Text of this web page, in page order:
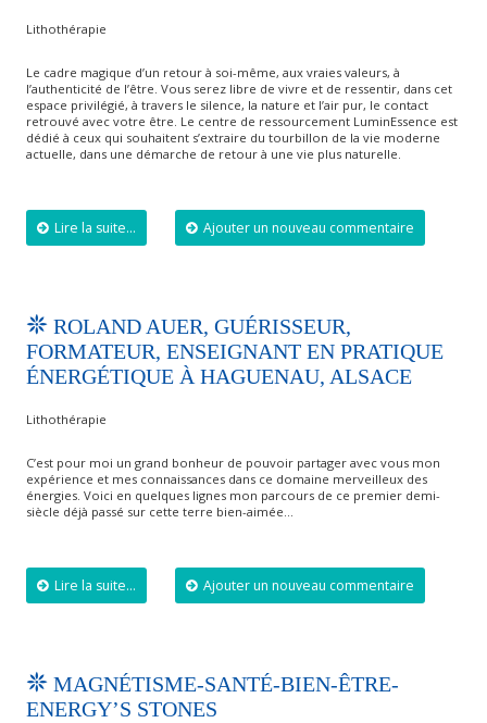
Lithothérapie
Le cadre magique d’un retour à soi-même, aux vraies valeurs, à
l’authenticité de l’être. Vous serez libre de vivre et de ressentir, dans cet
espace privilégié, à travers le silence, la nature et l’air pur, le contact
retrouvé avec votre être. Le centre de ressourcement LuminEssence est
dédié à ceux qui souhaitent s’extraire du tourbillon de la vie moderne
actuelle, dans une démarche de retour à une vie plus naturelle.
Lire la suite... Ajouter un nouveau commentaire
ROLAND AUER, GUÉRISSEUR,
FORMATEUR, ENSEIGNANT EN PRATIQUE
ÉNERGÉTIQUE À HAGUENAU, ALSACE
Lithothérapie
C’est pour moi un grand bonheur de pouvoir partager avec vous mon
expérience et mes connaissances dans ce domaine merveilleux des
énergies. Voici en quelques lignes mon parcours de ce premier demi-
siècle déjà passé sur cette terre bien-aimée…
Lire la suite... Ajouter un nouveau commentaire
MAGNÉTISME-SANTÉ-BIEN-ÊTRE-
ENERGY’S STONES